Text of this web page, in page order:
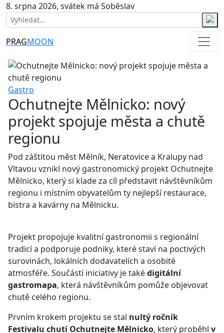
8. srpna 2026, svátek má Soběslav
PRAGMOON
Gastro
Ochutnejte Mělnicko: nový
projekt spojuje města a chutě
regionu
Pod záštitou měst Mělník, Neratovice a Kralupy nad
Vltavou vznikl nový gastronomický projekt Ochutnejte
Mělnicko, který si klade za cíl představit návštěvníkům
regionu i místním obyvatelům ty nejlepší restaurace,
bistra a kavárny na Mělnicku.
Projekt propojuje kvalitní gastronomii s regionální
tradicí a podporuje podniky, které staví na poctivých
surovinách, lokálních dodavatelích a osobité
atmosféře. Součástí iniciativy je takédigitální
gastromapa, která návštěvníkům pomůže objevovat
chutě celého regionu.
Prvním krokem projektu se stal nultý ročník
Festivalu chutí Ochutnejte Mělnicko, který proběhl v